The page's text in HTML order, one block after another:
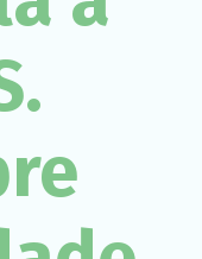
cookies
São
o
que